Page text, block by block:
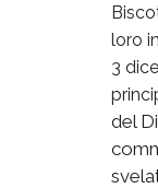
loro
3
del